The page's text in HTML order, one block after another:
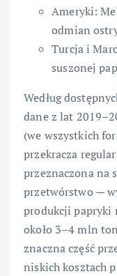
Ameryki:
odmian
Turcja i
suszonej
Według
dane z lat
(we wszystkich
przekracza
przeznaczona na
przetwórstwo —
produkcji papryki
około 3–4 mln
znaczna część
niskich kosztach